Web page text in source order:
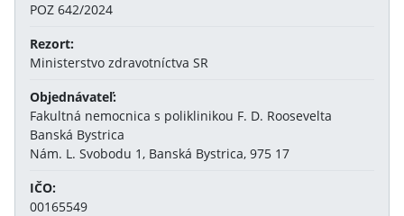
POZ 642/2024
Rezort:
Ministerstvo zdravotníctva SR
Objednávateľ:
Fakultná nemocnica s poliklinikou F. D. Roosevelta
Banská Bystrica
Nám. L. Svobodu 1, Banská Bystrica, 975 17
IČO:
00165549